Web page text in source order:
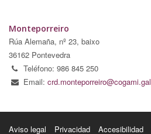
Monteporreiro
Rúa Alemaña, nº 23, baixo
36162 Pontevedra
Teléfono: 986 845 250
Email: crd.monteporreiro@cogami.gal
Aviso legal Privacidad Accesibilidad